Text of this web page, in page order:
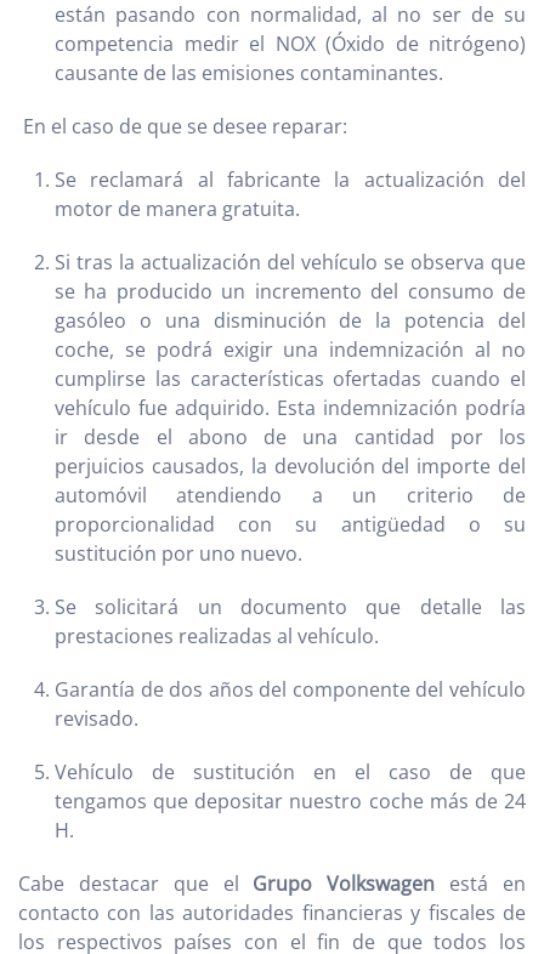
están pasando con normalidad, al no ser de su
competencia medir el NOX (Óxido de nitrógeno)
causante de las emisiones contaminantes.
En el caso de que se desee reparar:
Se reclamará al fabricante la actualización del
motor de manera gratuita.
Si tras la actualización del vehículo se observa que
se ha producido un incremento del consumo de
gasóleo o una disminución de la potencia del
coche, se podrá exigir una indemnización al no
cumplirse las características ofertadas cuando el
vehículo fue adquirido. Esta indemnización podría
ir desde el abono de una cantidad por los
perjuicios causados, la devolución del importe del
automóvil atendiendo a un criterio de
proporcionalidad con su antigüedad o su
sustitución por uno nuevo.
Se solicitará un documento que detalle las
prestaciones realizadas al vehículo.
Garantía de dos años del componente del vehículo
revisado.
Vehículo de sustitución en el caso de que
tengamos que depositar nuestro coche más de 24
H.
Cabe destacar que el Grupo Volkswagen está en
contacto con las autoridades financieras y fiscales de
los respectivos países con el fin de que todos los